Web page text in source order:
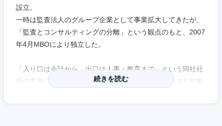
設立。
一時は監査法人のグループ企業として事業拡大してきたが、
「監査とコンサルティングの分離」という観点のもと、2007
年4月MBOにより独立した。
「入り口は会計から、出口は人事・教育まで」という同社社
長の言葉にもあるように、企業のさまざまなフェーズを対象
続きを読む